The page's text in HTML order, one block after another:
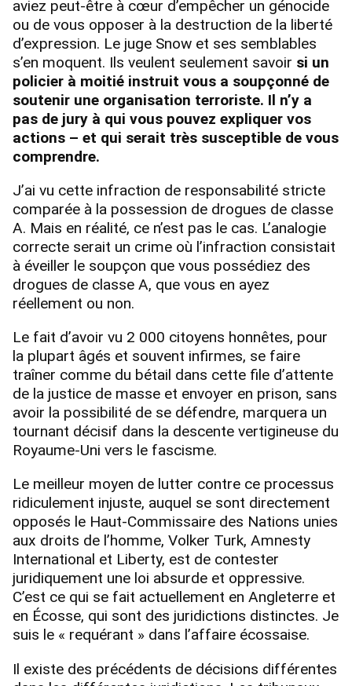
aviez peut-être à cœur d’empêcher un génocide
ou de vous opposer à la destruction de la liberté
d’expression. Le juge Snow et ses semblables
s’en moquent. Ils veulent seulement savoir si un
policier à moitié instruit vous a soupçonné de
soutenir une organisation terroriste. Il n’y a
pas de jury à qui vous pouvez expliquer vos
actions – et qui serait très susceptible de vous
comprendre.
J’ai vu cette infraction de responsabilité stricte
comparée à la possession de drogues de classe
A. Mais en réalité, ce n’est pas le cas. L’analogie
correcte serait un crime où l’infraction consistait
à éveiller le soupçon que vous possédiez des
drogues de classe A, que vous en ayez
réellement ou non.
Le fait d’avoir vu 2 000 citoyens honnêtes, pour
la plupart âgés et souvent infirmes, se faire
traîner comme du bétail dans cette file d’attente
de la justice de masse et envoyer en prison, sans
avoir la possibilité de se défendre, marquera un
tournant décisif dans la descente vertigineuse du
Royaume-Uni vers le fascisme.
Le meilleur moyen de lutter contre ce processus
ridiculement injuste, auquel se sont directement
opposés le Haut-Commissaire des Nations unies
aux droits de l’homme, Volker Turk, Amnesty
International et Liberty, est de contester
juridiquement une loi absurde et oppressive.
C’est ce qui se fait actuellement en Angleterre et
en Écosse, qui sont des juridictions distinctes. Je
suis le « requérant » dans l’affaire écossaise.
Il existe des précédents de décisions différentes